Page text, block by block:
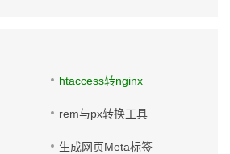
htaccess转nginx
rem与px转换工具
生成网页Meta标签